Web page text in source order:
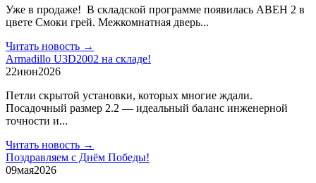
Уже в продаже! В складской программе появилась АВЕН 2 в
цвете Смоки грей. Межкомнатная дверь...
Читать новость →
Armadillo U3D2002 на складе!
22июн2026
Петли скрытой установки, которых многие ждали.
Посадочный размер 2.2 — идеальный баланс инженерной
точности и...
Читать новость →
Поздравляем с Днём Победы!
09мая2026